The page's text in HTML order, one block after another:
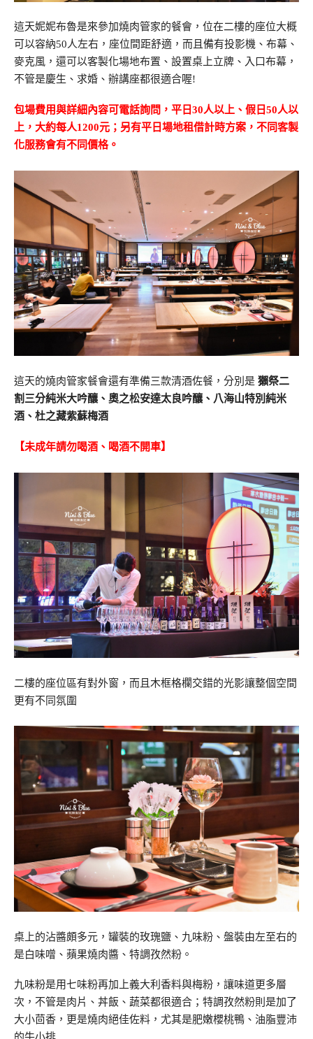
這天妮妮布魯是來參加燒肉管家的餐會，位在二樓的座位大概
可以容納50人左右，座位間距舒適，而且備有投影機、布幕、
麥克風，還可以客製化場地布置、設置桌上立牌、入口布幕，
不管是慶生、求婚、辦講座都很適合喔!
包場費用與詳細內容可電話詢問，平日30人以上、假日50人以
上，大約每人1200元；另有平日場地租借計時方案，不同客製
化服務會有不同價格。
這天的燒肉管家餐會還有準備三款清酒佐餐，分別是 獺祭二
割三分純米大吟釀、奧之松安達太良吟釀、八海山特別純米
酒、杜之藏紫蘇梅酒
【未成年請勿喝酒、喝酒不開車】
二樓的座位區有對外窗，而且木框格欄交錯的光影讓整個空間
更有不同氛圍
桌上的沾醬頗多元，罐裝的玫瑰鹽、九味粉、盤裝由左至右的
是白味噌、蘋果燒肉醬、特調孜然粉。
九味粉是用七味粉再加上義大利香料與梅粉，讓味道更多層
次，不管是肉片、丼飯、蔬菜都很適合；特調孜然粉則是加了
大小茴香，更是燒肉絕佳佐料，尤其是肥嫩櫻桃鴨、油脂豐沛